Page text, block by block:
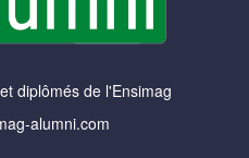
diplômés de l'Ensimag
alumni.com